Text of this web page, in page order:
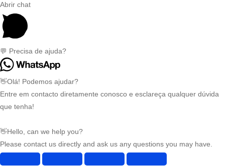
Abrir chat
💬 Precisa de ajuda?
👋Olá! Podemos ajudar?
Entre em contacto diretamente conosco e esclareça qualquer dúvida
que tenha!
👋Hello, can we help you?
Please contact us directly and ask us any questions you may have.